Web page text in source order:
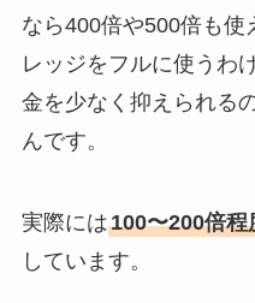
なら400倍や500倍も
レッジをフルに使うわ
金を少なく抑えられる
んです。
実際には100〜200倍程
しています。